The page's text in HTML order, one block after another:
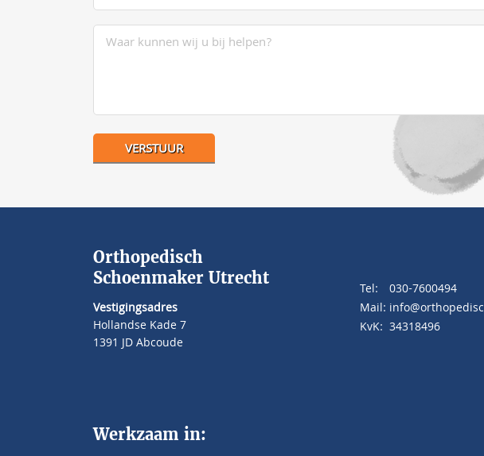
Orthopedisch
Schoenmaker Utrecht
Vestigingsadres
Hollandse Kade 7
1391 JD Abcoude
Tel:
030-7600494
Mail:
KvK: 34318496
Werkzaam in: